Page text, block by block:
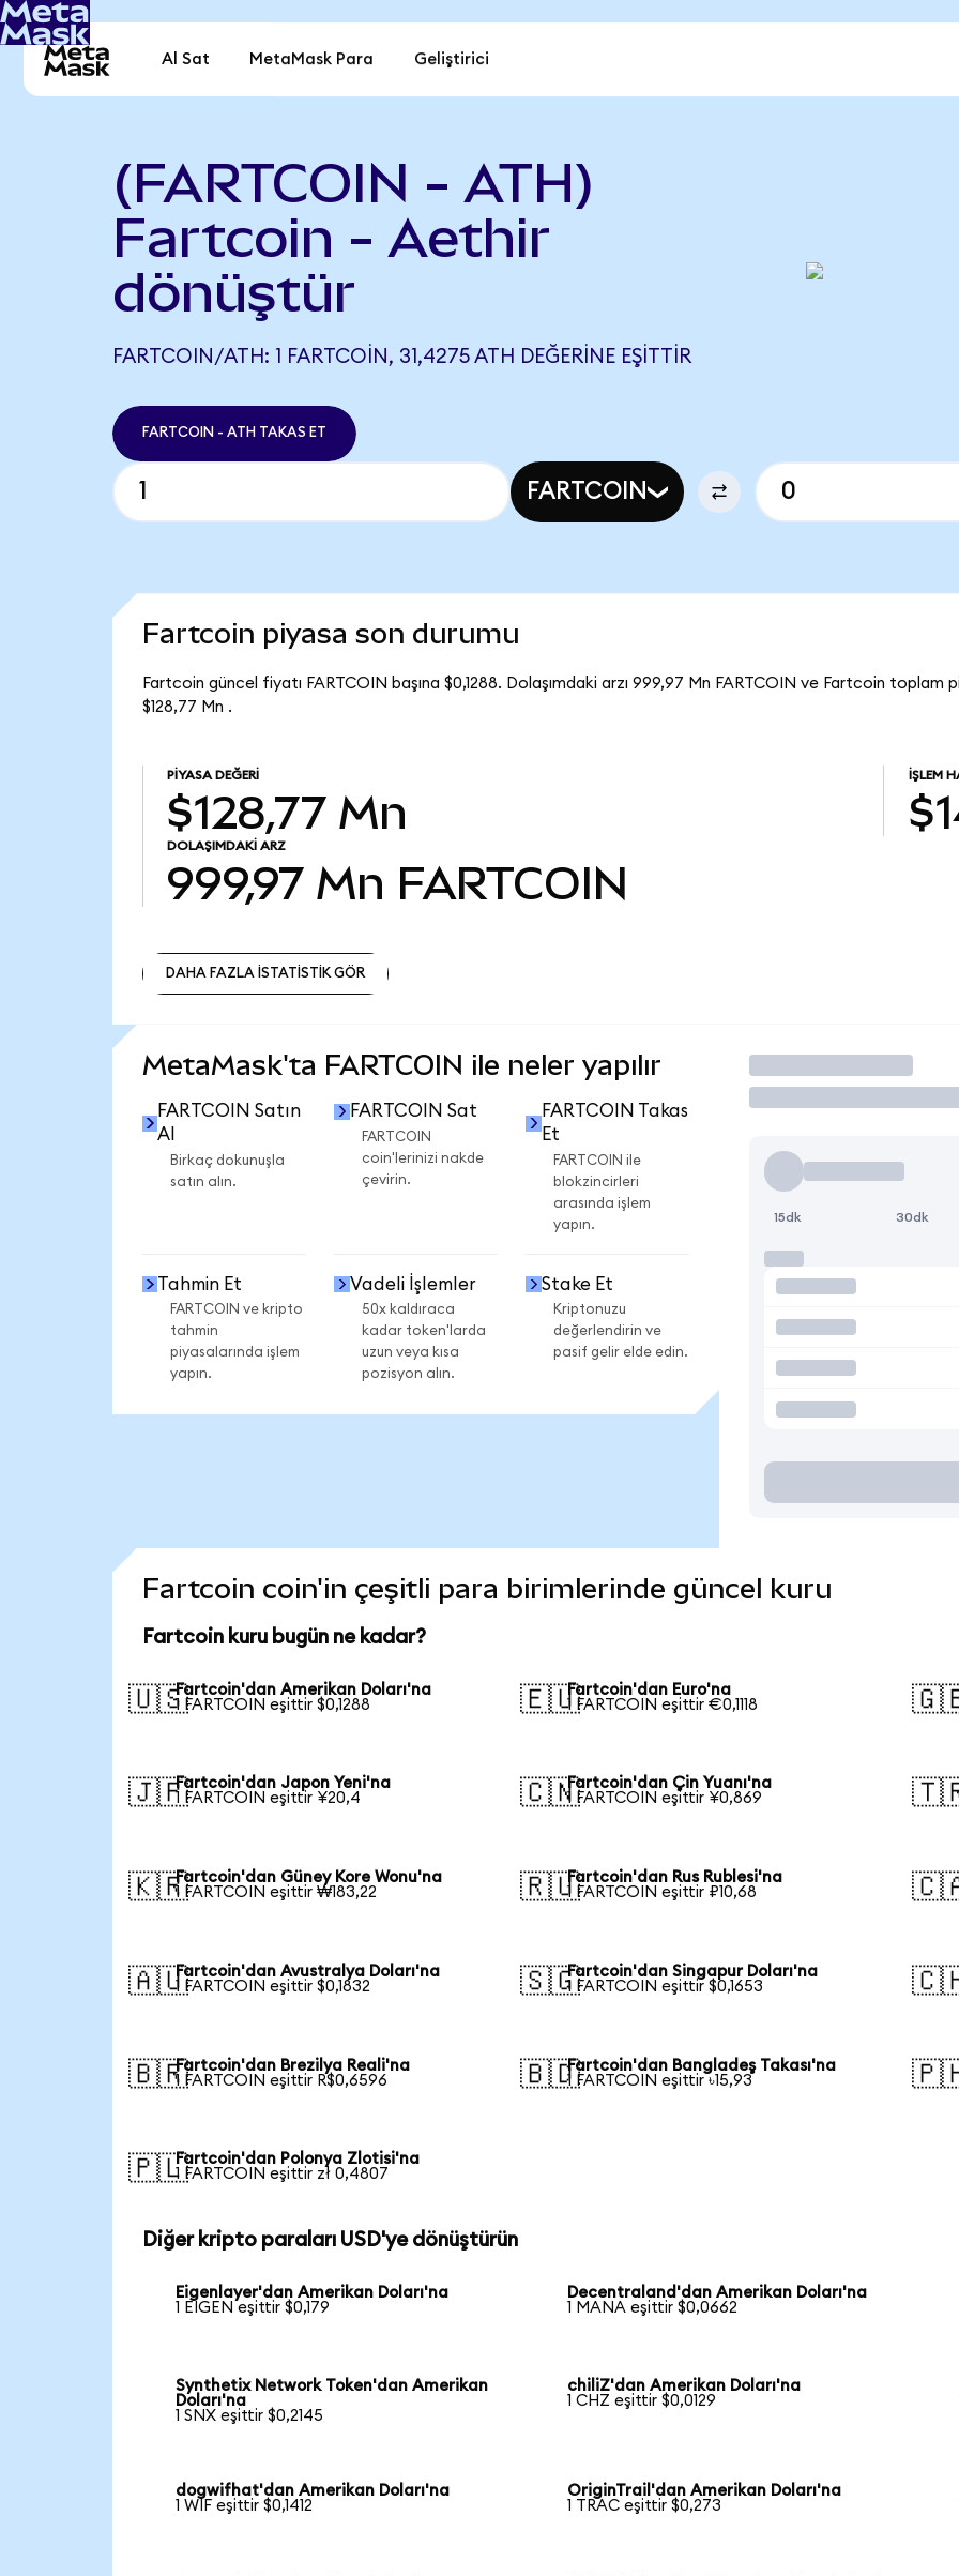
Al Sat MetaMask Para Geliştirici
(FARTCOIN - ATH)
Fartcoin - Aethir
dönüştür
FARTCOIN/ATH: 1 FARTCOIN, 31,4275 ATH DEĞERINE EŞITTIR
FARTCOIN - ATH TAKAS ET
FARTCOIN
Fartcoin piyasa son durumu
Fartcoin güncel fiyatı FARTCOIN başına $0,1288. Dolaşımdaki arzı 999,97 Mn FARTCOIN ve Fartcoin toplam
$128,77 Mn .
PIYASA DEĞERI
$128,77 Mn
İŞLEM
DOLAŞIMDAKI ARZ
999,97 Mn FARTCOIN
DAHA FAZLA İSTATİSTİK GÖR
MetaMask'ta FARTCOIN ile neler yapılır
FARTCOIN Satın
Al
Birkaç dokunuşla
satın alın.
FARTCOIN Sat
FARTCOIN
coin'lerinizi nakde
çevirin.
FARTCOIN Takas
Et
FARTCOIN ile
blokzincirleri
arasında işlem
yapın.
Tahmin Et
FARTCOIN ve kripto
tahmin
piyasalarında işlem
yapın.
Vadeli İşlemler
50x kaldıraca
kadar token'larda
uzun veya kısa
pozisyon alın.
Stake Et
Kriptonuzu
değerlendirin ve
pasif gelir elde edin.
İşlem Yap
15dk 30dk
Fartcoin coin'in çeşitli para birimlerinde güncel kuru
Fartcoin kuru bugün ne kadar?
🇺🇸Fartcoin'dan Amerikan Doları'na
1 FARTCOIN eşittir $0,1288
🇪🇺Fartcoin'dan Euro'na
1 FARTCOIN eşittir €0,1118
🇯🇵Fartcoin'dan Japon Yeni'na
1 FARTCOIN eşittir ¥20,4
🇨🇳Fartcoin'dan Çin Yuanı'na
1 FARTCOIN eşittir ¥0,869
🇰🇷Fartcoin'dan Güney Kore Wonu'na
1 FARTCOIN eşittir ₩183,22
🇷🇺Fartcoin'dan Rus Rublesi'na
1 FARTCOIN eşittir ₽10,68
🇦🇺Fartcoin'dan Avustralya Doları'na
1 FARTCOIN eşittir $0,1832
🇸🇬Fartcoin'dan Singapur Doları'na
1 FARTCOIN eşittir $0,1653
🇧🇷Fartcoin'dan Brezilya Reali'na
1 FARTCOIN eşittir R$0,6596
🇧🇩Fartcoin'dan Bangladeş Takası'na
1 FARTCOIN eşittir ৳15,93
🇵🇱Fartcoin'dan Polonya Zlotisi'na
1 FARTCOIN eşittir zł 0,4807
Diğer kripto paraları USD'ye dönüştürün
Eigenlayer'dan Amerikan Doları'na
1 EIGEN eşittir $0,179
Decentraland'dan Amerikan Doları'na
1 MANA eşittir $0,0662
Synthetix Network Token'dan Amerikan
Doları'na
1 SNX eşittir $0,2145
chiliZ'dan Amerikan Doları'na
1 CHZ eşittir $0,0129
dogwifhat'dan Amerikan Doları'na
1 WIF eşittir $0,1412
OriginTrail'dan Amerikan Doları'na
1 TRAC eşittir $0,273